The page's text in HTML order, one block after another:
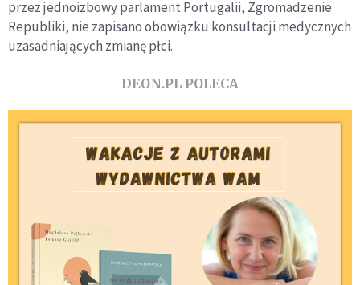
przez jednoizbowy parlament Portugalii, Zgromadzenie
Republiki, nie zapisano obowiązku konsultacji medycznych
uzasadniających zmianę płci.
DEON.PL POLECA